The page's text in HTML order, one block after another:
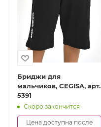
Бриджи для
мальчиков, CEGISA, арт.
5391
Скоро закончится
Цена доступна после